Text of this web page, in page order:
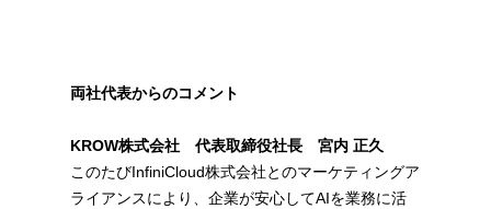
両社代表からのコメント
KROW株式会社 代表取締役社長 宮内 正久
このたびInfiniCloud株式会社とのマーケティングア
ライアンスにより、企業が安心してAIを業務に活